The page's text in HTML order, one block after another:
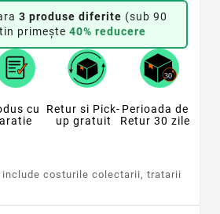
3 produse diferite (sub 90
primește 40% reducere
cu
Retur si Pick-
up gratuit
Perioada de
Retur 30 zile
include costurile colectarii, tratarii